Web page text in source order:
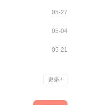
05-27
05-04
05-21
更多+